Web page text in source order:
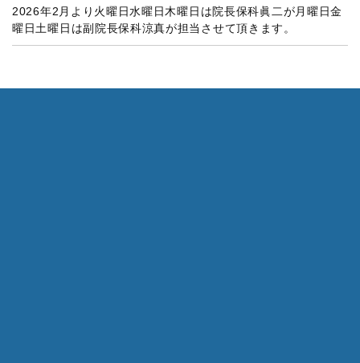
2026年2月より火曜日水曜日木曜日は院長保科眞二が月曜日金
曜日土曜日は副院長保科涼真が担当させて頂きます。